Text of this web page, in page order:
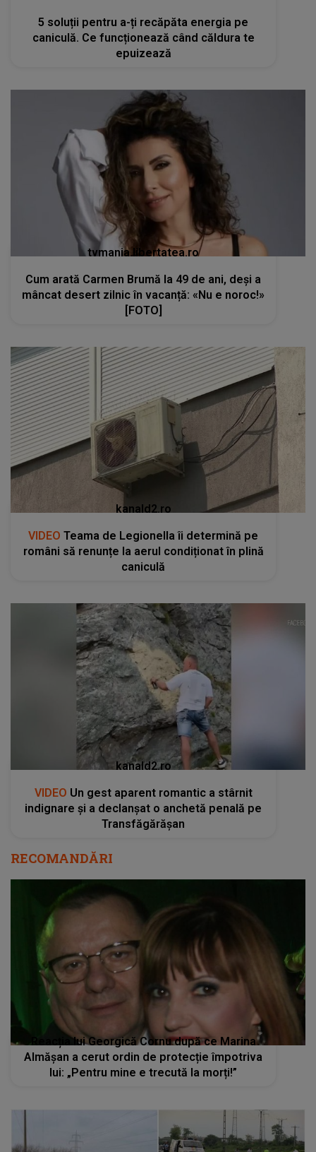
5 soluții pentru a-ți recăpăta energia pe
caniculă. Ce funcționează când căldura te
epuizează
tvmania.libertatea.ro
Cum arată Carmen Brumă la 49 de ani, deși a
mâncat desert zilnic în vacanță: «Nu e noroc!»
[FOTO]
kanald2.ro
VIDEO Teama de Legionella îi determină pe
români să renunțe la aerul condiționat în plină
caniculă
kanald2.ro
VIDEO Un gest aparent romantic a stârnit
indignare și a declanșat o anchetă penală pe
Transfăgărășan
RECOMANDĂRI
Reacția lui Georgică Cornu după ce Marina
Almășan a cerut ordin de protecție împotriva
lui: „Pentru mine e trecută la morți!”